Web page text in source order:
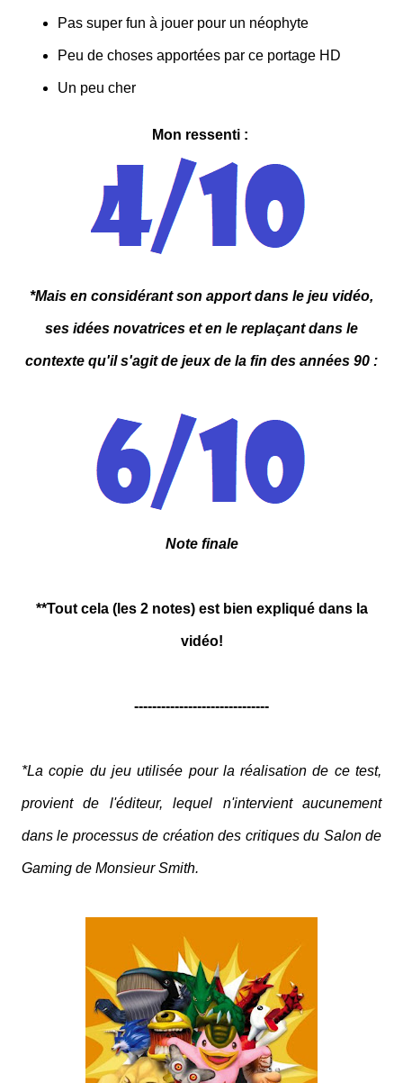
Pas super fun à jouer pour un néophyte
Peu de choses apportées par ce portage HD
Un peu cher
Mon ressenti :
*Mais en considérant son apport dans le jeu vidéo,
ses idées novatrices et en le replaçant dans le
contexte qu'il s'agit de jeux de la fin des années 90 :
Note finale
**Tout cela (les 2 notes) est bien expliqué dans la
vidéo!
------------------------------
*La copie du jeu utilisée pour la réalisation de ce test,
provient de l'éditeur, lequel n'intervient aucunement
dans le processus de création des critiques du Salon de
Gaming de Monsieur Smith.